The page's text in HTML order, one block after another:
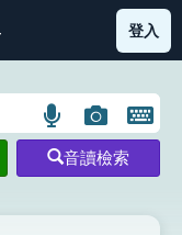
部首索引表圖示
登入
語
言
搜
圖
片
搜
開
鍵
圖
音讀檢索